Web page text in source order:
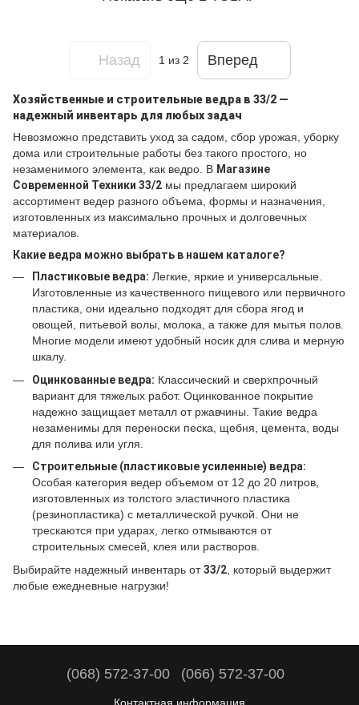
Назад 1 из 2 Вперед
Хозяйственные и строительные ведра в 33/2 —
надежный инвентарь для любых задач
Невозможно представить уход за садом, сбор урожая, уборку
дома или строительные работы без такого простого, но
незаменимого элемента, как ведро. В Магазине
Современной Техники 33/2 мы предлагаем широкий
ассортимент ведер разного объема, формы и назначения,
изготовленных из максимально прочных и долговечных
материалов.
Какие ведра можно выбрать в нашем каталоге?
Пластиковые ведра: Легкие, яркие и универсальные.
Изготовленные из качественного пищевого или первичного
пластика, они идеально подходят для сбора ягод и
овощей, питьевой волы, молока, а также для мытья полов.
Многие модели имеют удобный носик для слива и мерную
шкалу.
Оцинкованные ведра: Классический и сверхпрочный
вариант для тяжелых работ. Оцинкованное покрытие
надежно защищает металл от ржавчины. Такие ведра
незаменимы для переноски песка, щебня, цемента, воды
для полива или угля.
Строительные (пластиковые усиленные) ведра:
Особая категория ведер объемом от 12 до 20 литров,
изготовленных из толстого эластичного пластика
(резинопластика) с металлической ручкой. Они не
трескаются при ударах, легко отмываются от
строительных смесей, клея или растворов.
Выбирайте надежный инвентарь от33/2 , который выдержит
любые ежедневные нагрузки!
(068) 572-37-00 (066) 572-37-00
Контактная информация